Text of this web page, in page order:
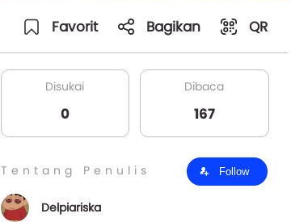
Favorit Bagikan QR
Disukai
0
Dibaca
167
Tentang Penulis Follow
Delpiariska